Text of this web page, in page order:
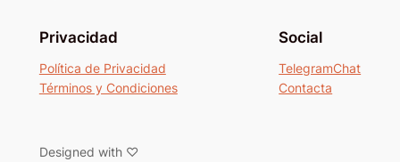
Privacidad
Política de Privacidad
Términos y Condiciones
Social
TelegramChat
Contacta
Designed with ♡